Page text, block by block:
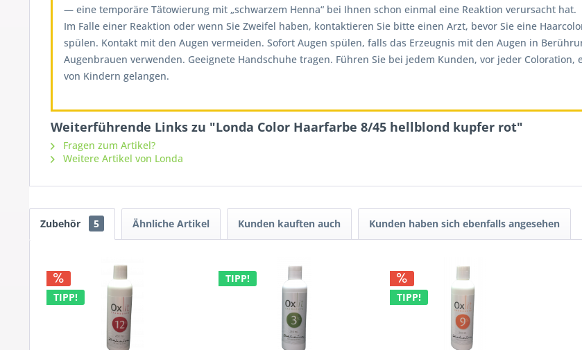
— eine temporäre Tätowierung mit „schwarzem Henna“ bei Ihnen schon einmal eine Reaktion verursacht hat.
Im Falle einer Reaktion oder wenn Sie Zweifel haben, kontaktieren Sie bitte einen Arzt, bevor Sie eine
spülen. Kontakt mit den Augen vermeiden. Sofort Augen spülen, falls das Erzeugnis mit den Augen in
Augenbrauen verwenden. Geeignete Handschuhe tragen. Führen Sie bei jedem Kunden, vor jeder
von Kindern gelangen.
Weiterführende Links zu "Londa Color Haarfarbe 8/45 hellblond kupfer rot"
Fragen zum Artikel?
Weitere Artikel von Londa
Zubehör 5 Ähnliche Artikel Kunden kauften auch Kunden haben sich ebenfalls angesehen
TIPP!
TIPP!
TIPP!